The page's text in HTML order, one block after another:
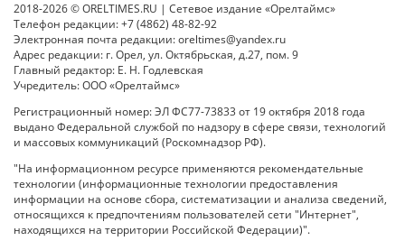
2018-2026 © ORELTIMES.RU | Сетевое издание «Орелтаймс»
Телефон редакции: +7 (4862) 48-82-92
Электронная почта редакции: oreltimes@yandex.ru
Адрес редакции: г. Орел, ул. Октябрьская, д.27, пом. 9
Главный редактор: Е. Н. Годлевская
Учредитель: ООО «Орелтаймс»
Регистрационный номер: ЭЛ ФС77-73833 от 19 октября 2018 года
выдано Федеральной службой по надзору в сфере связи, технологий
и массовых коммуникаций (Роскомнадзор РФ).
"На информационном ресурсе применяются рекомендательные
технологии (информационные технологии предоставления
информации на основе сбора, систематизации и анализа сведений,
относящихся к предпочтениям пользователей сети "Интернет",
находящихся на территории Российской Федерации)".